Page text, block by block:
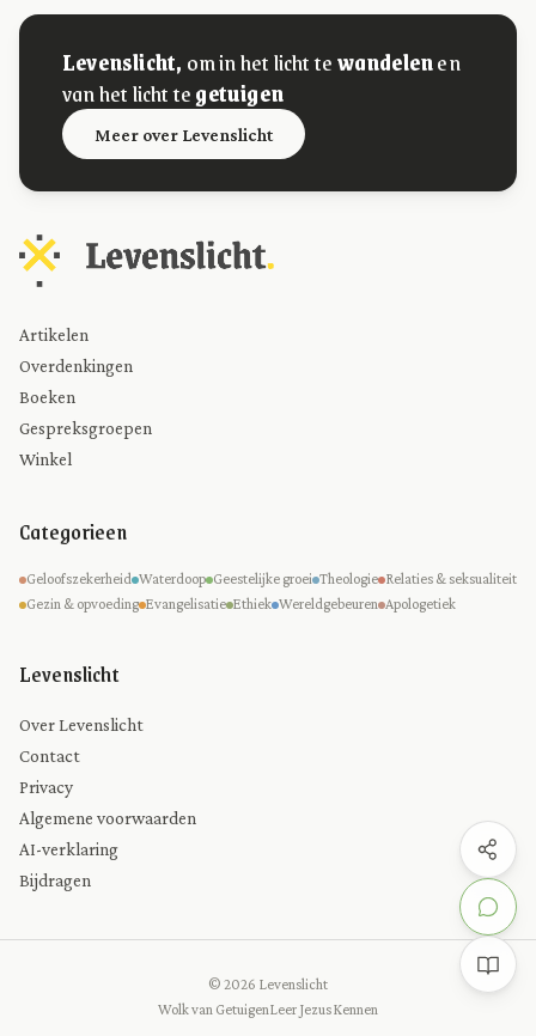
Levenslicht, om in het licht tewandelenen
van het licht tegetuigen
Meer over Levenslicht
Artikelen
Overdenkingen
Boeken
Gespreksgroepen
Winkel
Categorieen
Geloofszekerheid Waterdoop Geestelijke groei Theologie Relaties & seksualiteit
Gezin & opvoeding Evangelisatie Ethiek Wereldgebeuren Apologetiek
Levenslicht
Over Levenslicht
Contact
Privacy
Algemene voorwaarden
AI-verklaring
Bijdragen
© 2026 Levenslicht
Wolk van GetuigenLeer Jezus Kennen